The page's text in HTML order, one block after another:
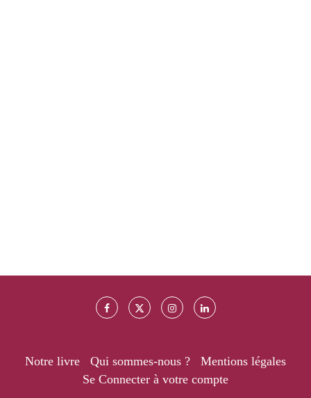
Notre livre Qui sommes-nous ?
Mentions légales
Se Connecter à votre compte